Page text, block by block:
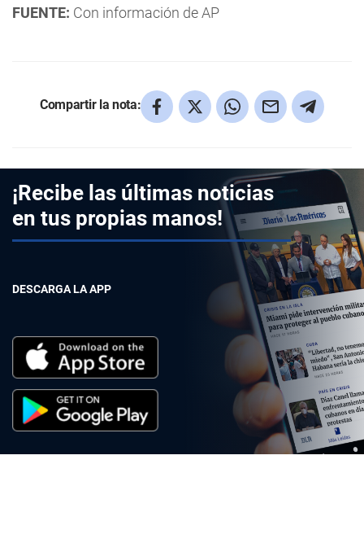
FUENTE: Con información de AP
Compartir la nota:
¡Recibe las últimas noticias
en tus propias manos!
DESCARGA LA APP